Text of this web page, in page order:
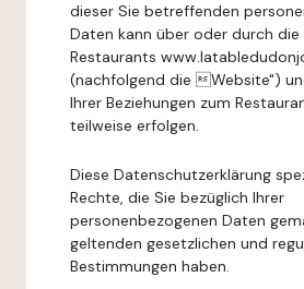
dieser Sie betreffenden
Daten kann über oder durch die
Restaurants
(nachfolgend die Website")
Ihrer Beziehungen zum
teilweise erfolgen.
Diese Datenschutzerklärung
Rechte, die Sie bezüglich Ihrer
personenbezogenen Daten
geltenden gesetzlichen und
Bestimmungen haben.